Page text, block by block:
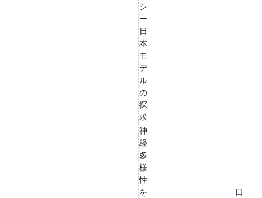
シ
ー
日
本
モ
デ
ル
の
探
求
神
経
多
様
性
を
日